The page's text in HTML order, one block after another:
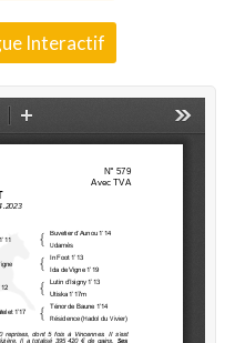
Interactif